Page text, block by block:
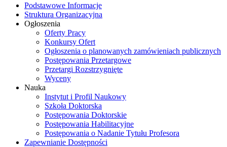
Podstawowe Informacje
Struktura Organizacyjna
Ogłoszenia
Oferty Pracy
Konkursy Ofert
Ogłoszenia o planowanych zamówieniach publicznych
Postępowania Przetargowe
Przetargi Rozstrzygnięte
Wyceny
Nauka
Instytut i Profil Naukowy
Szkoła Doktorska
Postępowania Doktorskie
Postępowania Habilitacyjne
Postępowania o Nadanie Tytułu Profesora
Zapewnianie Dostępności